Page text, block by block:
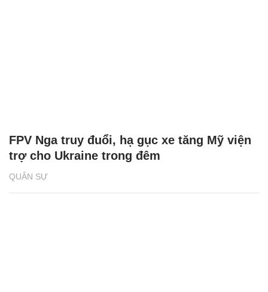
QUÂN SỰ
FPV Nga truy đuổi, hạ gục xe tăng Mỹ viện
trợ cho Ukraine trong đêm